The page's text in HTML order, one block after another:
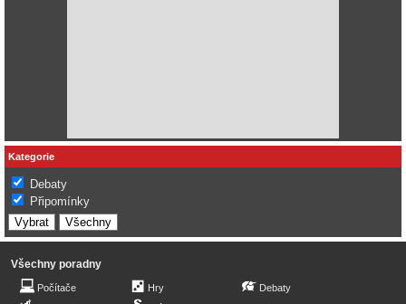
Kategorie
Debaty
Připomínky
Všechny poradny
Počítače
Hry
Debaty